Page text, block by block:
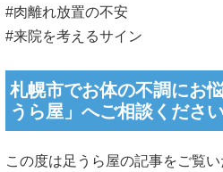
#肉離れ放置の不安
#来院を考えるサイン
札幌市でお体の不調にお
うら屋」へご相談くださ
この度は足うら屋の記事をご覧